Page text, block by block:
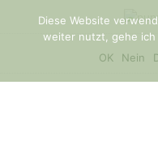
Diese Website
weiter nutzt, gehe ich
OK
Nein